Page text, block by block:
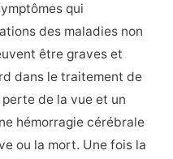
qui
des maladies non
être graves et
dans le traitement de
de la vue et un
hémorragie cérébrale
ou la mort. Une fois la